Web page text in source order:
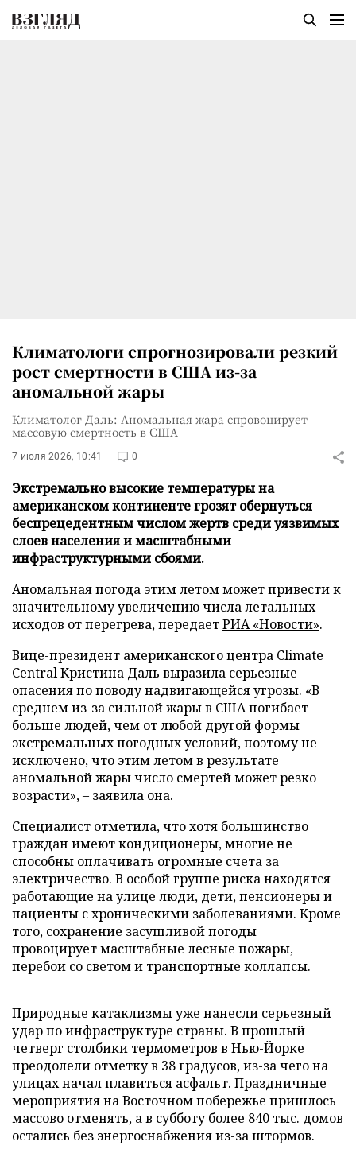
Климатологи спрогнозировали резкий
рост смертности в США из-за
аномальной жары
Климатолог Даль: Аномальная жара спровоцирует
массовую смертность в США
7 июля 2026, 10:41 0
Экстремально высокие температуры на
американском континенте грозят обернуться
беспрецедентным числом жертв среди уязвимых
слоев населения и масштабными
инфраструктурными сбоями.
Аномальная погода этим летом может привести к
значительному увеличению числа летальных
исходов от перегрева, передаетРИА «Новости».
Вице-президент американского центра Climate
Central Кристина Даль выразила серьезные
опасения по поводу надвигающейся угрозы. «В
среднем из-за сильной жары в США погибает
больше людей, чем от любой другой формы
экстремальных погодных условий, поэтому не
исключено, что этим летом в результате
аномальной жары число смертей может резко
возрасти», – заявила она.
Специалист отметила, что хотя большинство
граждан имеют кондиционеры, многие не
способны оплачивать огромные счета за
электричество. В особой группе риска находятся
работающие на улице люди, дети, пенсионеры и
пациенты с хроническими заболеваниями. Кроме
того, сохранение засушливой погоды
провоцирует масштабные лесные пожары,
перебои со светом и транспортные коллапсы.
Природные катаклизмы уже нанесли серьезный
удар по инфраструктуре страны. В прошлый
четверг столбики термометров в Нью-Йорке
преодолели отметку в 38 градусов, из-за чего на
улицах начал плавиться асфальт. Праздничные
мероприятия на Восточном побережье пришлось
массово отменять, а в субботу более 840 тыс. домов
остались без энергоснабжения из-за штормов.